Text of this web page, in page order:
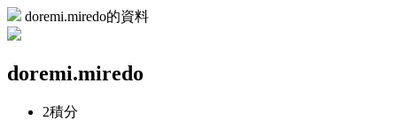
doremi.miredo的資料
doremi.miredo
2積分